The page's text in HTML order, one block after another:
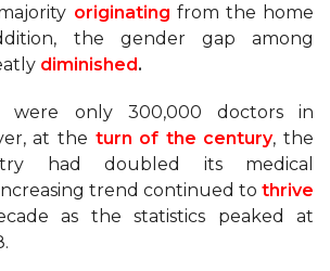
originating from the home
the gender gap among
diminished.
were only 300,000 doctors in
at the turn of the century, the
had doubled its medical
trend continued to thrive
as the statistics peaked at